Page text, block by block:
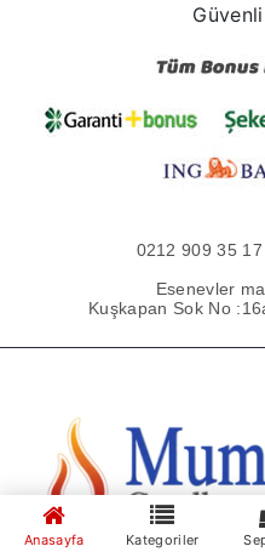
0212 909 35
Esenevler
Kuşkapan Sok No
Anasayfa Kategoriler